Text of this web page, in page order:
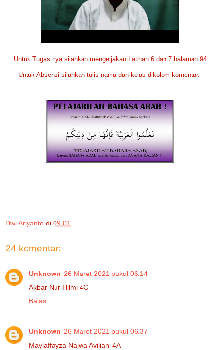
Untuk Tugas nya silahkan mengerjakan Latihan 6 dan 7 halaman 94
Untuk Absensi silahkan tulis nama dan kelas dikolom komentar.
Dwi Ariyanto di 09.01
24 komentar:
Unknown 26 Maret 2021 pukul 06.14
Akbar Nur Hilmi 4C
Balas
Unknown 26 Maret 2021 pukul 06.37
Maylaffayza Najwa Aviliani 4A